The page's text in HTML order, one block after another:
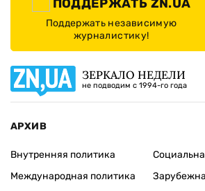
ПОДДЕРЖАТЬ ZN.UA
Поддержать независимую
журналистику!
ЗЕРКАЛО НЕДЕЛИ
не подводим с 1994-го года
АРХИВ
Внутренняя политика
Международная политика